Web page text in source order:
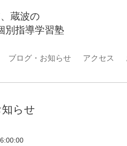
蔵波の
別指導学習塾
ブログ・お知らせ アクセス
らせ